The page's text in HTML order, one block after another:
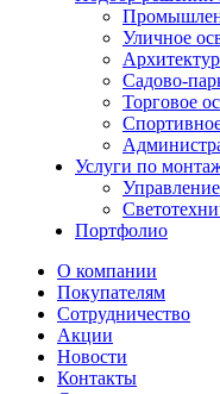
Уличное
Садово-
Торговое
Услуги по
Портфолио
О компании
Покупателям
Сотрудничество
Акции
Новости
Контакты